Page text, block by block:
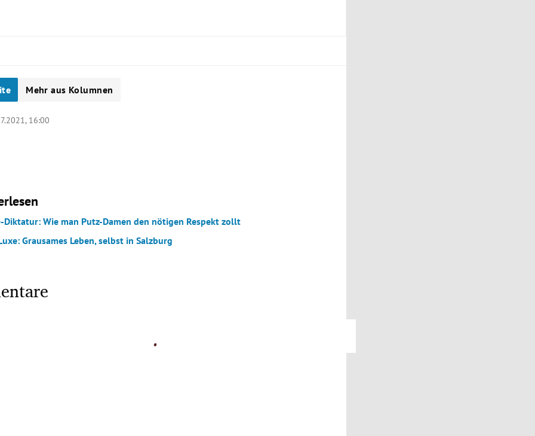
Mehr aus Kolumnen
16:00
Diktatur: Wie man Putz-Damen den nötigen Respekt zollt
Grausames Leben, selbst in Salzburg